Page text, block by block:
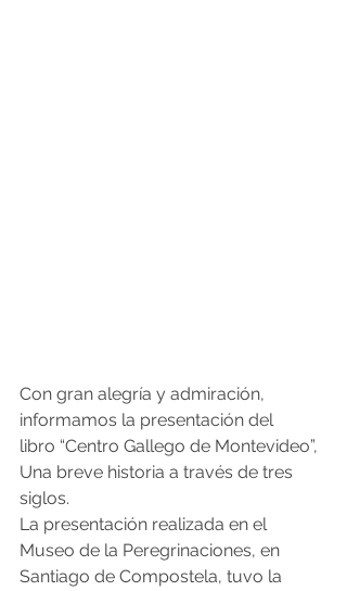
Con gran alegría y admiración,
informamos la presentación del
libro “Centro Gallego de Montevideo”,
Una breve historia a través de tres
siglos.
La presentación realizada en el
Museo de la Peregrinaciones, en
Santiago de Compostela, tuvo la